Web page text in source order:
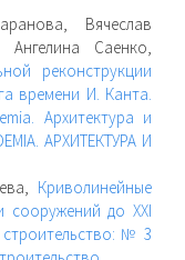
Вячеслав
Саенко,
реконструкции
времени И. Канта.
Архитектура и
АРХИТЕКТУРА И
Криволинейные
сооружений до XXI
строительство: № 3